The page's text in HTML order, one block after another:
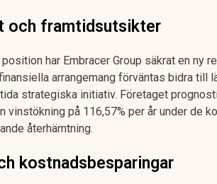
och framtidsutsikter
har Embracer Group säkrat en ny
arrangemang förväntas bidra till
strategiska initiativ. Företaget
vinstökning på 116,57% per år under de
återhämtning.
kostnadsbesparingar